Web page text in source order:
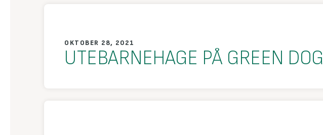
OKTOBER 28, 2021
UTEBARNEHAGE PÅ GREEN DOG